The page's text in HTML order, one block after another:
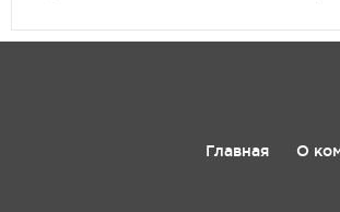
Главная О